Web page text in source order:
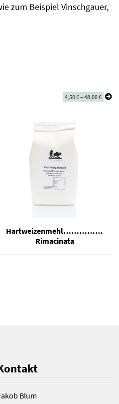
zum Beispiel Vinschgauer,
4,50€–48,00€
Hartweizenmehl……………
Rimacinata
Blum